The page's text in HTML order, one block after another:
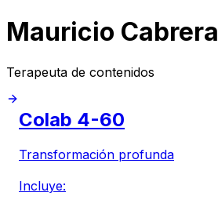
Mauricio Cabrera
Terapeuta de contenidos
Colab 4-60
Transformación profunda
Incluye: